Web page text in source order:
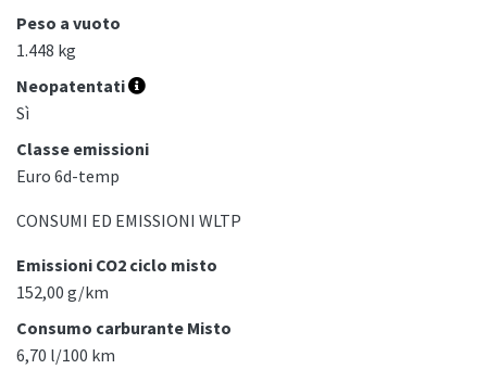
Peso a vuoto
1.448 kg
Neopatentati
Sì
Classe emissioni
Euro 6d-temp
CONSUMI ED EMISSIONI WLTP
Emissioni CO2 ciclo misto
152,00 g/km
Consumo carburante Misto
6,70 l/100 km